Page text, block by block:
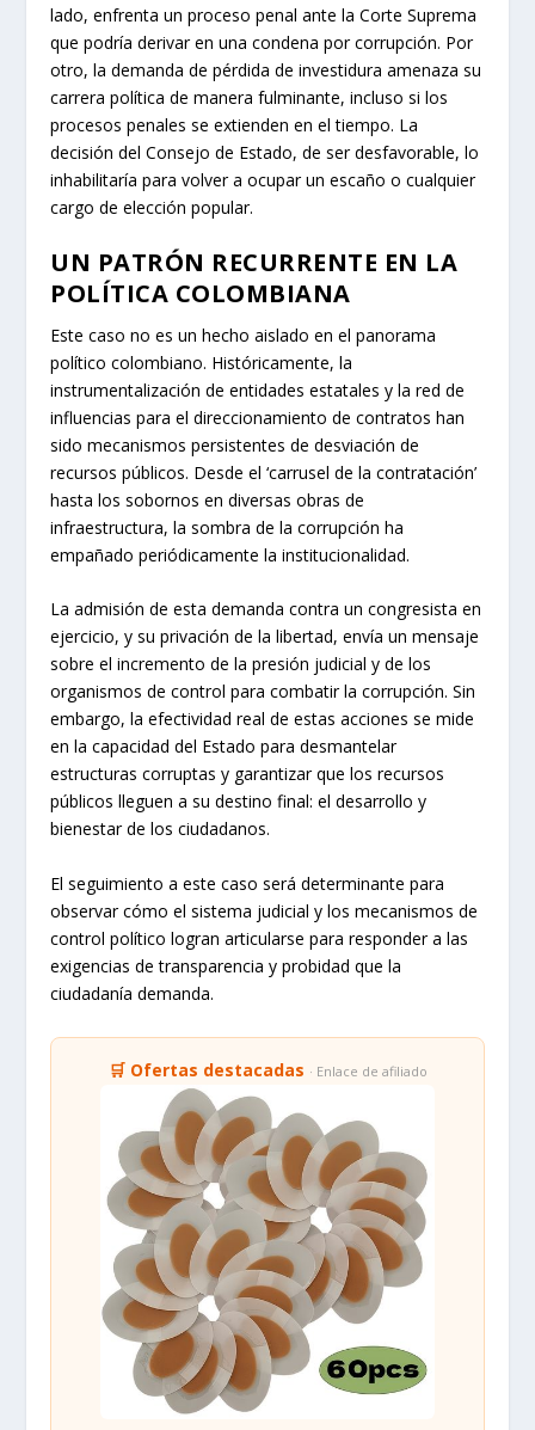
lado, enfrenta un proceso penal ante la Corte Suprema
que podría derivar en una condena por corrupción. Por
otro, la demanda de pérdida de investidura amenaza su
carrera política de manera fulminante, incluso si los
procesos penales se extienden en el tiempo. La
decisión del Consejo de Estado, de ser desfavorable, lo
inhabilitaría para volver a ocupar un escaño o cualquier
cargo de elección popular.
UN PATRÓN RECURRENTE EN LA
POLÍTICA COLOMBIANA
Este caso no es un hecho aislado en el panorama
político colombiano. Históricamente, la
instrumentalización de entidades estatales y la red de
influencias para el direccionamiento de contratos han
sido mecanismos persistentes de desviación de
recursos públicos. Desde el ‘carrusel de la contratación’
hasta los sobornos en diversas obras de
infraestructura, la sombra de la corrupción ha
empañado periódicamente la institucionalidad.
La admisión de esta demanda contra un congresista en
ejercicio, y su privación de la libertad, envía un mensaje
sobre el incremento de la presión judicial y de los
organismos de control para combatir la corrupción. Sin
embargo, la efectividad real de estas acciones se mide
en la capacidad del Estado para desmantelar
estructuras corruptas y garantizar que los recursos
públicos lleguen a su destino final: el desarrollo y
bienestar de los ciudadanos.
El seguimiento a este caso será determinante para
observar cómo el sistema judicial y los mecanismos de
control político logran articularse para responder a las
exigencias de transparencia y probidad que la
ciudadanía demanda.
🛒 Ofertas destacadas · Enlace de afiliado